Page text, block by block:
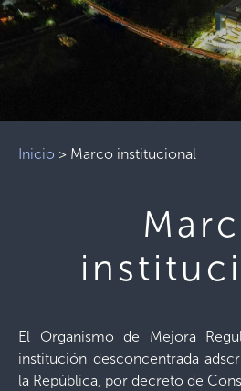
Inicio > Marco institucional
El Organismo de Mejora
institución desconcentrada
la República, por decreto de